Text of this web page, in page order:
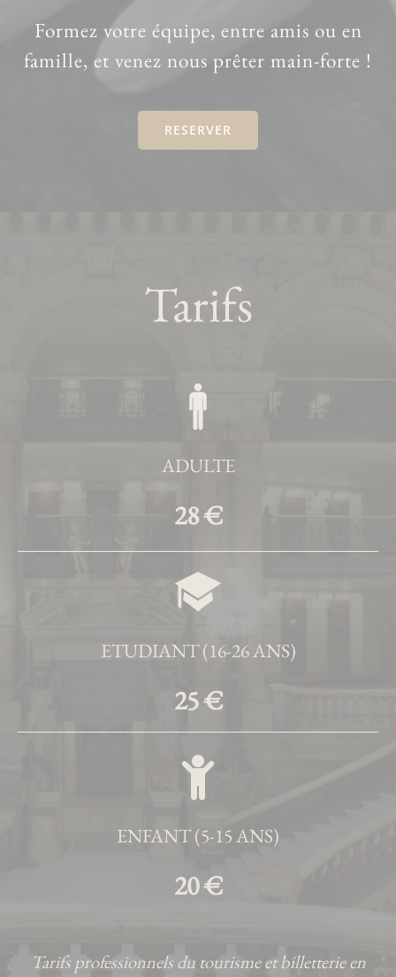
Formez votre équipe, entre amis ou en
famille, et venez nous prêter main-forte !
RESERVER
Tarifs
ADULTE
28 €
ETUDIANT (16-26 ANS)
25 €
ENFANT (5-15 ANS)
20 €
Tarifs professionnels du tourisme et billetterie en